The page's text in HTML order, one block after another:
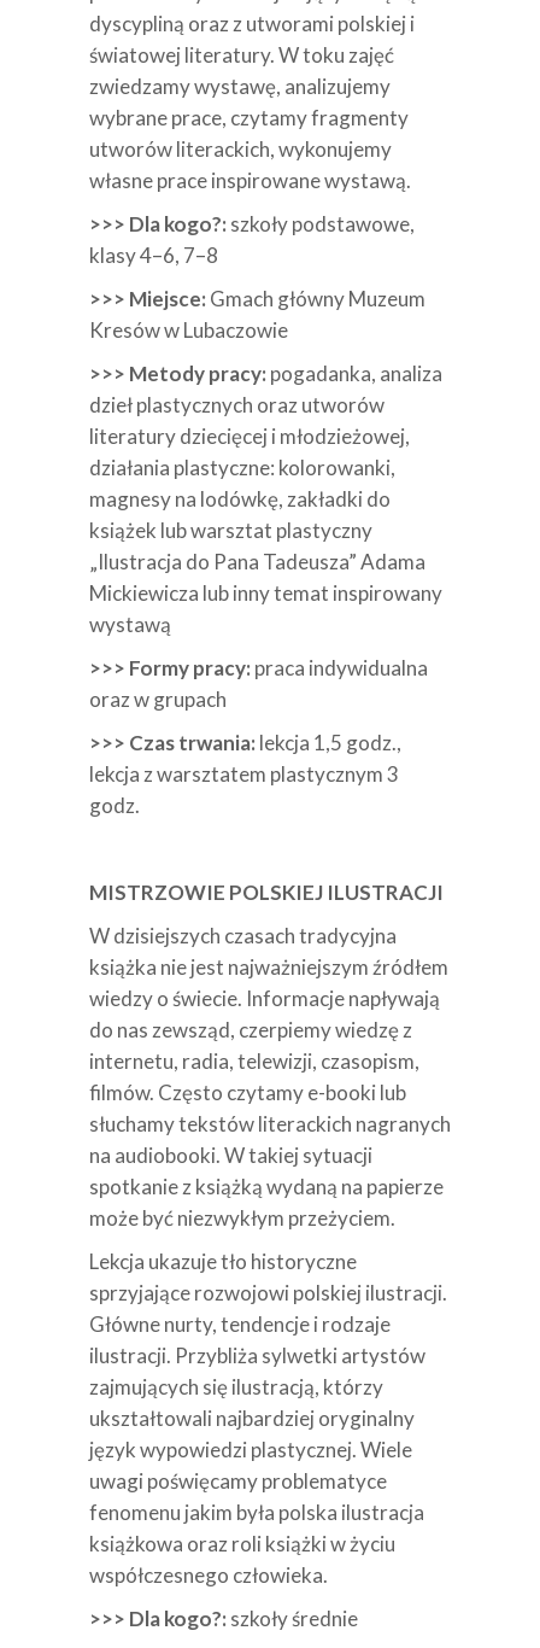
dyscypliną oraz z utworami polskiej i
światowej literatury. W toku zajęć
zwiedzamy wystawę, analizujemy
wybrane prace, czytamy fragmenty
utworów literackich, wykonujemy
własne prace inspirowane wystawą.
>>> Dla kogo?: szkoły podstawowe,
klasy 4–6, 7–8
>>> Miejsce: Gmach główny Muzeum
Kresów w Lubaczowie
>>> Metody pracy: pogadanka, analiza
dzieł plastycznych oraz utworów
literatury dziecięcej i młodzieżowej,
działania plastyczne: kolorowanki,
magnesy na lodówkę, zakładki do
książek lub warsztat plastyczny
„Ilustracja do Pana Tadeusza” Adama
Mickiewicza lub inny temat inspirowany
wystawą
>>> Formy pracy: praca indywidualna
oraz w grupach
>>> Czas trwania: lekcja 1,5 godz.,
lekcja z warsztatem plastycznym 3
godz.
MISTRZOWIE POLSKIEJ ILUSTRACJI
W dzisiejszych czasach tradycyjna
książka nie jest najważniejszym źródłem
wiedzy o świecie. Informacje napływają
do nas zewsząd, czerpiemy wiedzę z
internetu, radia, telewizji, czasopism,
filmów. Często czytamy e-booki lub
słuchamy tekstów literackich nagranych
na audiobooki. W takiej sytuacji
spotkanie z książką wydaną na papierze
może być niezwykłym przeżyciem.
Lekcja ukazuje tło historyczne
sprzyjające rozwojowi polskiej ilustracji.
Główne nurty, tendencje i rodzaje
ilustracji. Przybliża sylwetki artystów
zajmujących się ilustracją, którzy
ukształtowali najbardziej oryginalny
język wypowiedzi plastycznej. Wiele
uwagi poświęcamy problematyce
fenomenu jakim była polska ilustracja
książkowa oraz roli książki w życiu
współczesnego człowieka.
>>> Dla kogo?: szkoły średnie